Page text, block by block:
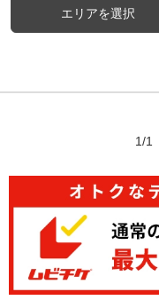
エリアを選択
1/1